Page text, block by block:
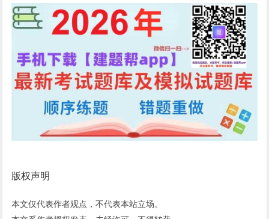
版权声明
本文仅代表作者观点，不代表本站立场。